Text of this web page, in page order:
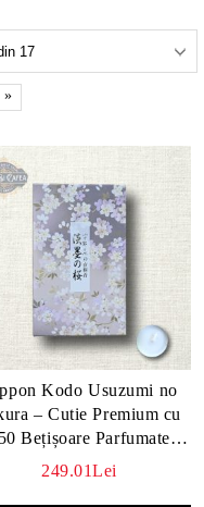
»
Kodo Usuzumi no
– Cutie Premium cu
Bețișoare Parfumate
Japoneze
249.01Lei